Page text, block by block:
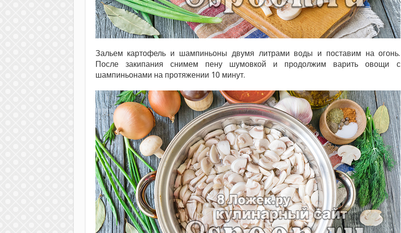
Зальем картофель и шампиньоны двумя литрами воды и поставим на огонь.
После закипания снимем пену шумовкой и продолжим варить овощи с
шампиньонами на протяжении 10 минут.